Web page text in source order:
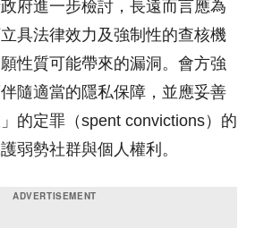
府進一步檢討，長遠而言應為
具法律效力及強制性的查核機
性質可能帶來的漏洞。會方強
隨適當的隱私保障，並應妥善
的定罪（spent convictions）的
弱勢社群與個人權利。